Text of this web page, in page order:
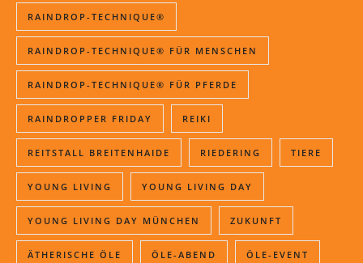
RAINDROP-TECHNIQUE®
RAINDROP-TECHNIQUE® FÜR MENSCHEN
RAINDROP-TECHNIQUE® FÜR PFERDE
RAINDROPPER FRIDAY REIKI
REITSTALL BREITENHAIDE RIEDERING TIERE
YOUNG LIVING YOUNG LIVING DAY
YOUNG LIVING DAY MÜNCHEN ZUKUNFT
ÄTHERISCHE ÖLE ÖLE-ABEND ÖLE-EVENT